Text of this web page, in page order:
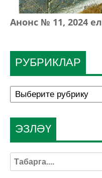
РУБРИКЛАР
Анонс № 11, 2024 ел
ЭЗЛӘҮ